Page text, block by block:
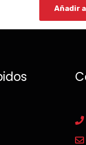
Añadir